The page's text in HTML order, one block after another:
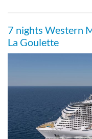
7 nights Western
La Goulette